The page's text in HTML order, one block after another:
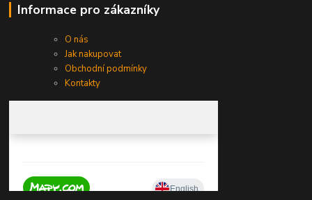
Informace pro zákazníky
O nás
Jak nakupovat
Obchodní podmínky
Kontakty